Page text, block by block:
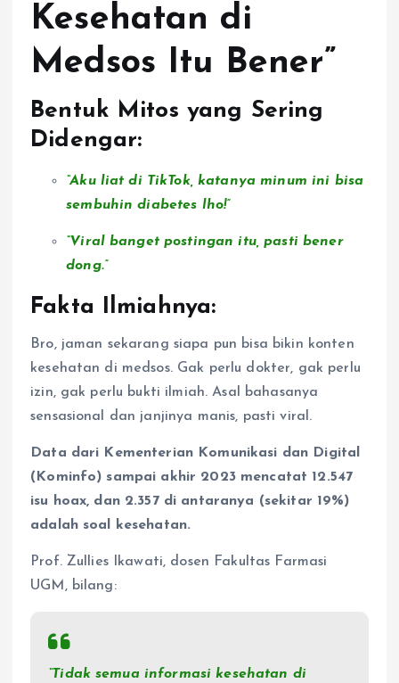
Kesehatan di
Medsos Itu Bener”
Bentuk Mitos yang Sering
Didengar:
“Aku liat di TikTok, katanya minum ini bisa
sembuhin diabetes lho!”
“Viral banget postingan itu, pasti bener
dong.”
Fakta Ilmiahnya:
Bro, jaman sekarang siapa pun bisa bikin konten
kesehatan di medsos. Gak perlu dokter, gak perlu
izin, gak perlu bukti ilmiah. Asal bahasanya
sensasional dan janjinya manis, pasti viral.
Data dari Kementerian Komunikasi dan Digital
(Kominfo) sampai akhir 2023 mencatat 12.547
isu hoax, dan 2.357 di antaranya (sekitar 19%)
adalah soal kesehatan.
Prof. Zullies Ikawati, dosen Fakultas Farmasi
UGM, bilang:
“Tidak semua informasi kesehatan di